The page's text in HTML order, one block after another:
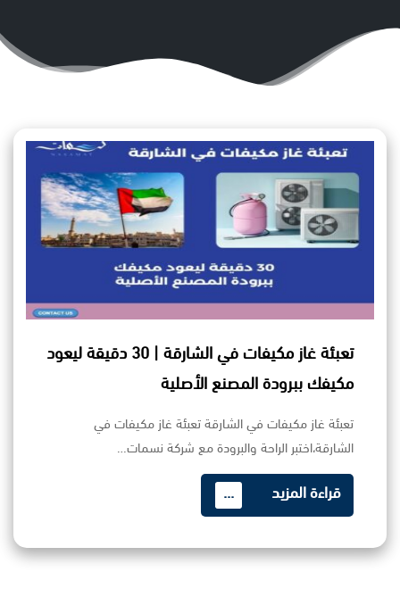
تعبئة غاز مكيفات في الشارقة | 30 دقيقة ليعود
مكيفك ببرودة المصنع الأصلية
تعبئة غاز مكيفات في الشارقة تعبئة غاز مكيفات في
الشارقة،اختبر الراحة والبرودة مع شركة نسمات…
قراءة المزيد ...